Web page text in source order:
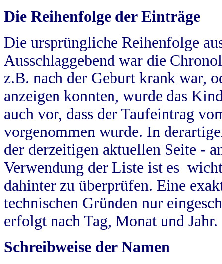
Die Reihenfolge der Einträge
Die ursprüngliche Reihenfolge
Ausschlaggebend war die
z.B. nach der Geburt krank war,
anzeigen konnten, wurde das
auch vor, dass der Taufeintrag
vorgenommen wurde. In
der derzeitigen aktuellen Seite -
Verwendung der Liste ist es
dahinter zu überprüfen. Eine
technischen Gründen nur
erfolgt nach Tag, Monat und Jahr.
Schreibweise der Namen